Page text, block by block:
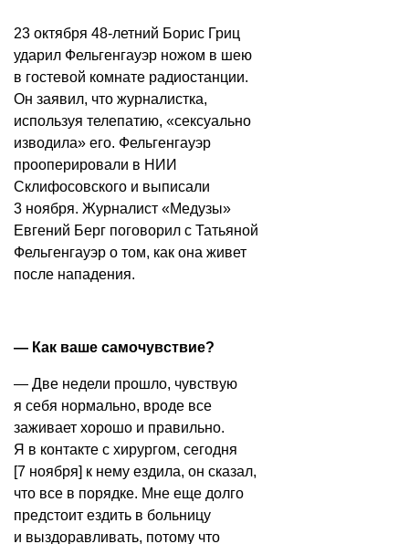
23 октября 48-летний Борис Гриц
ударил Фельгенгауэр ножом в шею
в гостевой комнате радиостанции.
Он заявил, что журналистка,
используя телепатию, «сексуально
изводила» его. Фельгенгауэр
прооперировали в НИИ
Склифосовского и выписали
3 ноября. Журналист «Медузы»
Евгений Берг поговорил с Татьяной
Фельгенгауэр о том, как она живет
после нападения.
— Как ваше самочувствие?
— Две недели прошло, чувствую
я себя нормально, вроде все
заживает хорошо и правильно.
Я в контакте с хирургом, сегодня
[7 ноября] к нему ездила, он сказал,
что все в порядке. Мне еще долго
предстоит ездить в больницу
и выздоравливать, потому что